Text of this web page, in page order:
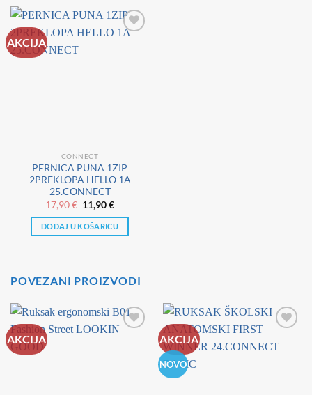
AKCIJA
CONNECT
PERNICA PUNA 1ZIP
2PREKLOPA HELLO 1A
25.CONNECT
17,90€ Izvorna
cijena
bila
je:
17,90 €.
11,90€Trenutna
je:
11,90 €.
DODAJ U KOŠARICU
POVEZANI PROIZVODI
AKCIJA AKCIJA
NOVO